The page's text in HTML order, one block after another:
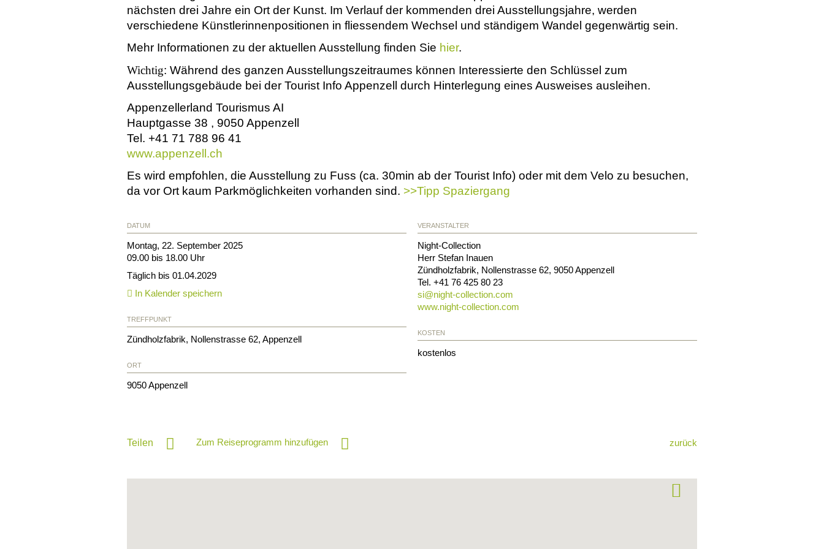
nächsten drei Jahre ein Ort der Kunst. Im Verlauf der kommenden drei Ausstellungsjahre, werden
verschiedene Künstlerinnenpositionen in fliessendem Wechsel und ständigem Wandel gegenwärtig sein.
Mehr Informationen zu der aktuellen Ausstellung finden Sie hier.
Wichtig: Während des ganzen Ausstellungszeitraumes können Interessierte den Schlüssel zum
Ausstellungsgebäude bei der Tourist Info Appenzell durch Hinterlegung eines Ausweises ausleihen.
Appenzellerland Tourismus AI
Hauptgasse 38 , 9050 Appenzell
Tel. +41 71 788 96 41
www.appenzell.ch
Es wird empfohlen, die Ausstellung zu Fuss (ca. 30min ab der Tourist Info) oder mit dem Velo zu besuchen,
da vor Ort kaum Parkmöglichkeiten vorhanden sind. >>Tipp Spaziergang
DATUM
Montag, 22. September 2025
09.00 bis 18.00 Uhr
Täglich bis 01.04.2029
In Kalender speichern
TREFFPUNKT
Zündholzfabrik, Nollenstrasse 62, Appenzell
ORT
9050Appenzell
VERANSTALTER
Night-Collection
Herr Stefan Inauen
Zündholzfabrik, Nollenstrasse 62,9050Appenzell
Tel.+41 76 425 80 23
si@night-collection.com
www.night-collection.com
KOSTEN
kostenlos
Teilen Zum Reiseprogramm hinzufügen zurück